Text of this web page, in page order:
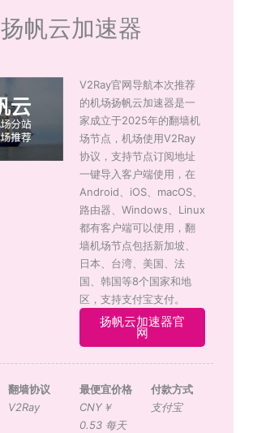
扬帆云加速器
V2Ray官网导航本次推荐
的机场扬帆云加速器是一
家成立于2025年的翻墙机
场节点，机场使用V2Ray
协议，支持节点订阅地址
一键导入客户端使用，在
Android、iOS、macOS、
路由器、Windows、Linux
都有客户端可以使用，翻
墙机场节点包括新加坡、
日本、台湾、美国、法
国、韩国等8个国家和地
区，支持支付宝支付。
扬帆云加速器官
网
翻墙协议
V2Ray
最便宜价格
CNY￥
0.53 每天
付款方式
支付宝